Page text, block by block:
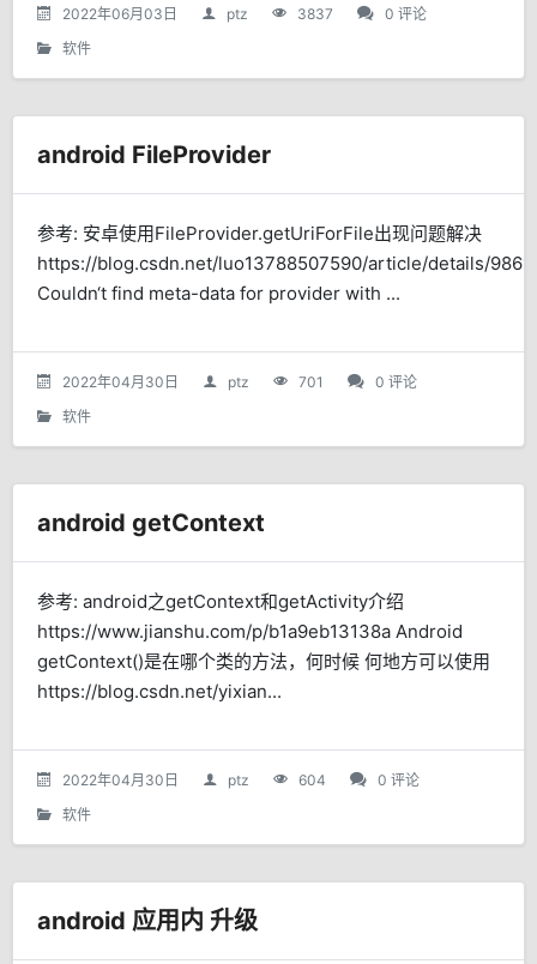
2022年06月03日 ptz 3837
0 评论
软件
android FileProvider
参考: 安卓使用FileProvider.getUriForFile出现问题解决
https://blog.csdn.net/luo13788507590/article/details/
Couldn‘t find meta-data for provider with ...
2022年04月30日 ptz 701
0 评论
软件
android getContext
参考: android之getContext和getActivity介绍
https://www.jianshu.com/p/b1a9eb13138a Android
getContext()是在哪个类的方法，何时候 何地方可以使用
https://blog.csdn.net/yixian...
2022年04月30日 ptz 604
0 评论
软件
android 应用内 升级